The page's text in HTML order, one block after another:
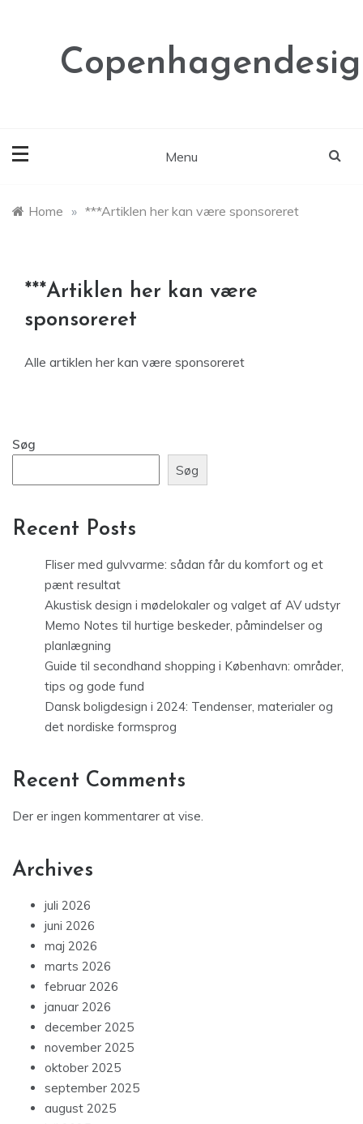
Menu
Home » ***Artiklen her kan være sponsoreret
***Artiklen her kan være
sponsoreret
Alle artiklen her kan være sponsoreret
Søg
Søg
Recent Posts
Fliser med gulvvarme: sådan får du komfort og et
pænt resultat
Akustisk design i mødelokaler og valget af AV udstyr
Memo Notes til hurtige beskeder, påmindelser og
planlægning
Guide til secondhand shopping i København: områder,
tips og gode fund
Dansk boligdesign i 2024: Tendenser, materialer og
det nordiske formsprog
Recent Comments
Der er ingen kommentarer at vise.
Archives
juli 2026
juni 2026
maj 2026
marts 2026
februar 2026
januar 2026
december 2025
november 2025
oktober 2025
september 2025
august 2025